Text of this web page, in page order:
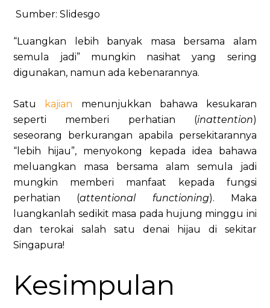
Sumber: Slidesgo
“Luangkan lebih banyak masa bersama alam
semula jadi” mungkin nasihat yang sering
digunakan, namun ada kebenarannya.
Satu kajian menunjukkan bahawa kesukaran
seperti memberi perhatian (inattention)
seseorang berkurangan apabila persekitarannya
“lebih hijau”, menyokong kepada idea bahawa
meluangkan masa bersama alam semula jadi
mungkin memberi manfaat kepada fungsi
perhatian (attentional functioning). Maka
luangkanlah sedikit masa pada hujung minggu ini
dan terokai salah satu denai hijau di sekitar
Singapura!
Kesimpulan